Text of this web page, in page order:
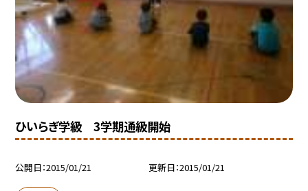
ひいらぎ学級 3学期通級開始
公開日 2015/01/21 更新日 2015/01/21